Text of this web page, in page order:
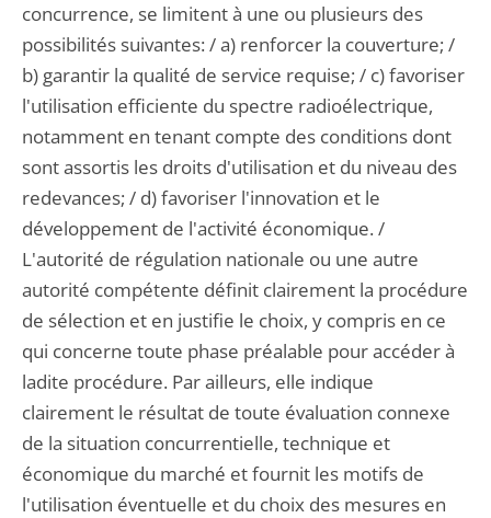
concurrence, se limitent à une ou plusieurs des
possibilités suivantes: / a) renforcer la couverture; /
b) garantir la qualité de service requise; / c) favoriser
l'utilisation efficiente du spectre radioélectrique,
notamment en tenant compte des conditions dont
sont assortis les droits d'utilisation et du niveau des
redevances; / d) favoriser l'innovation et le
développement de l'activité économique. /
L'autorité de régulation nationale ou une autre
autorité compétente définit clairement la procédure
de sélection et en justifie le choix, y compris en ce
qui concerne toute phase préalable pour accéder à
ladite procédure. Par ailleurs, elle indique
clairement le résultat de toute évaluation connexe
de la situation concurrentielle, technique et
économique du marché et fournit les motifs de
l'utilisation éventuelle et du choix des mesures en